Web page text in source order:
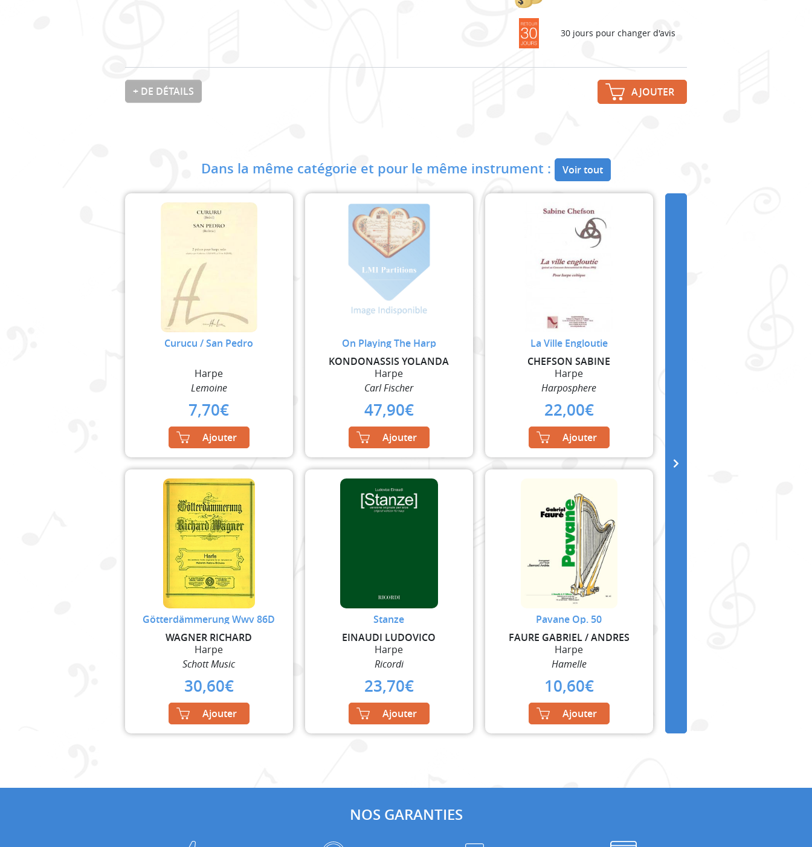
30 jours pour changer d'avis
+ DE DÉTAILS AJOUTER
Dans la même catégorie et pour le même instrument : Voir tout
Curucu / San Pedro
Harpe
Lemoine
7,70€
Ajouter
On Playing The Harp
KONDONASSIS YOLANDA
Harpe
Carl Fischer
47,90€
Ajouter
La Ville Engloutie
CHEFSON SABINE
Harpe
Harposphere
22,00€
Ajouter
Götterdämmerung Wwv 86D
WAGNER RICHARD
Harpe
Schott Music
30,60€
Ajouter
Stanze
EINAUDI LUDOVICO
Harpe
Ricordi
23,70€
Ajouter
Pavane Op. 50
FAURE GABRIEL / ANDRES
Harpe
Hamelle
10,60€
Ajouter
NOS GARANTIES